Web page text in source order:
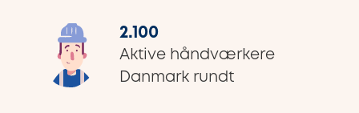
2.100
Aktive håndværkere
Danmark rundt